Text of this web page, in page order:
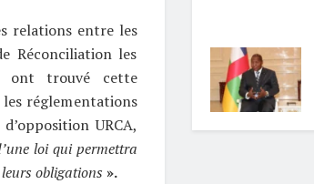
relations entre les
Réconciliation les
ont trouvé cette
réglementations
URCA,
loi qui permettra
obligations ».